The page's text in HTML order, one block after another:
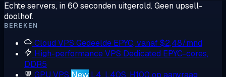
Echte servers, in 60 seconden uitgerold. Geen upsell-
doolhof.
BEREKEN
Cloud VPS Gedeelde EPYC, vanaf $2,48/mnd
High-performance VPS Dedicated EPYC-cores,
DDR5
GPU VPS New L4, L40S, H100 op aanvraag